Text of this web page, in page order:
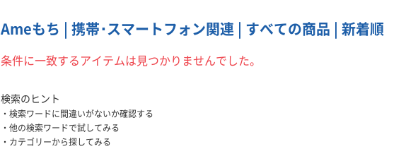
Ameもち | 携帯･スマートフォン関連 | すべての商品 | 新着順
条件に一致するアイテムは見つかりませんでした。
検索のヒント
検索ワードに間違いがないか確認する
他の検索ワードで試してみる
カテゴリーから探してみる